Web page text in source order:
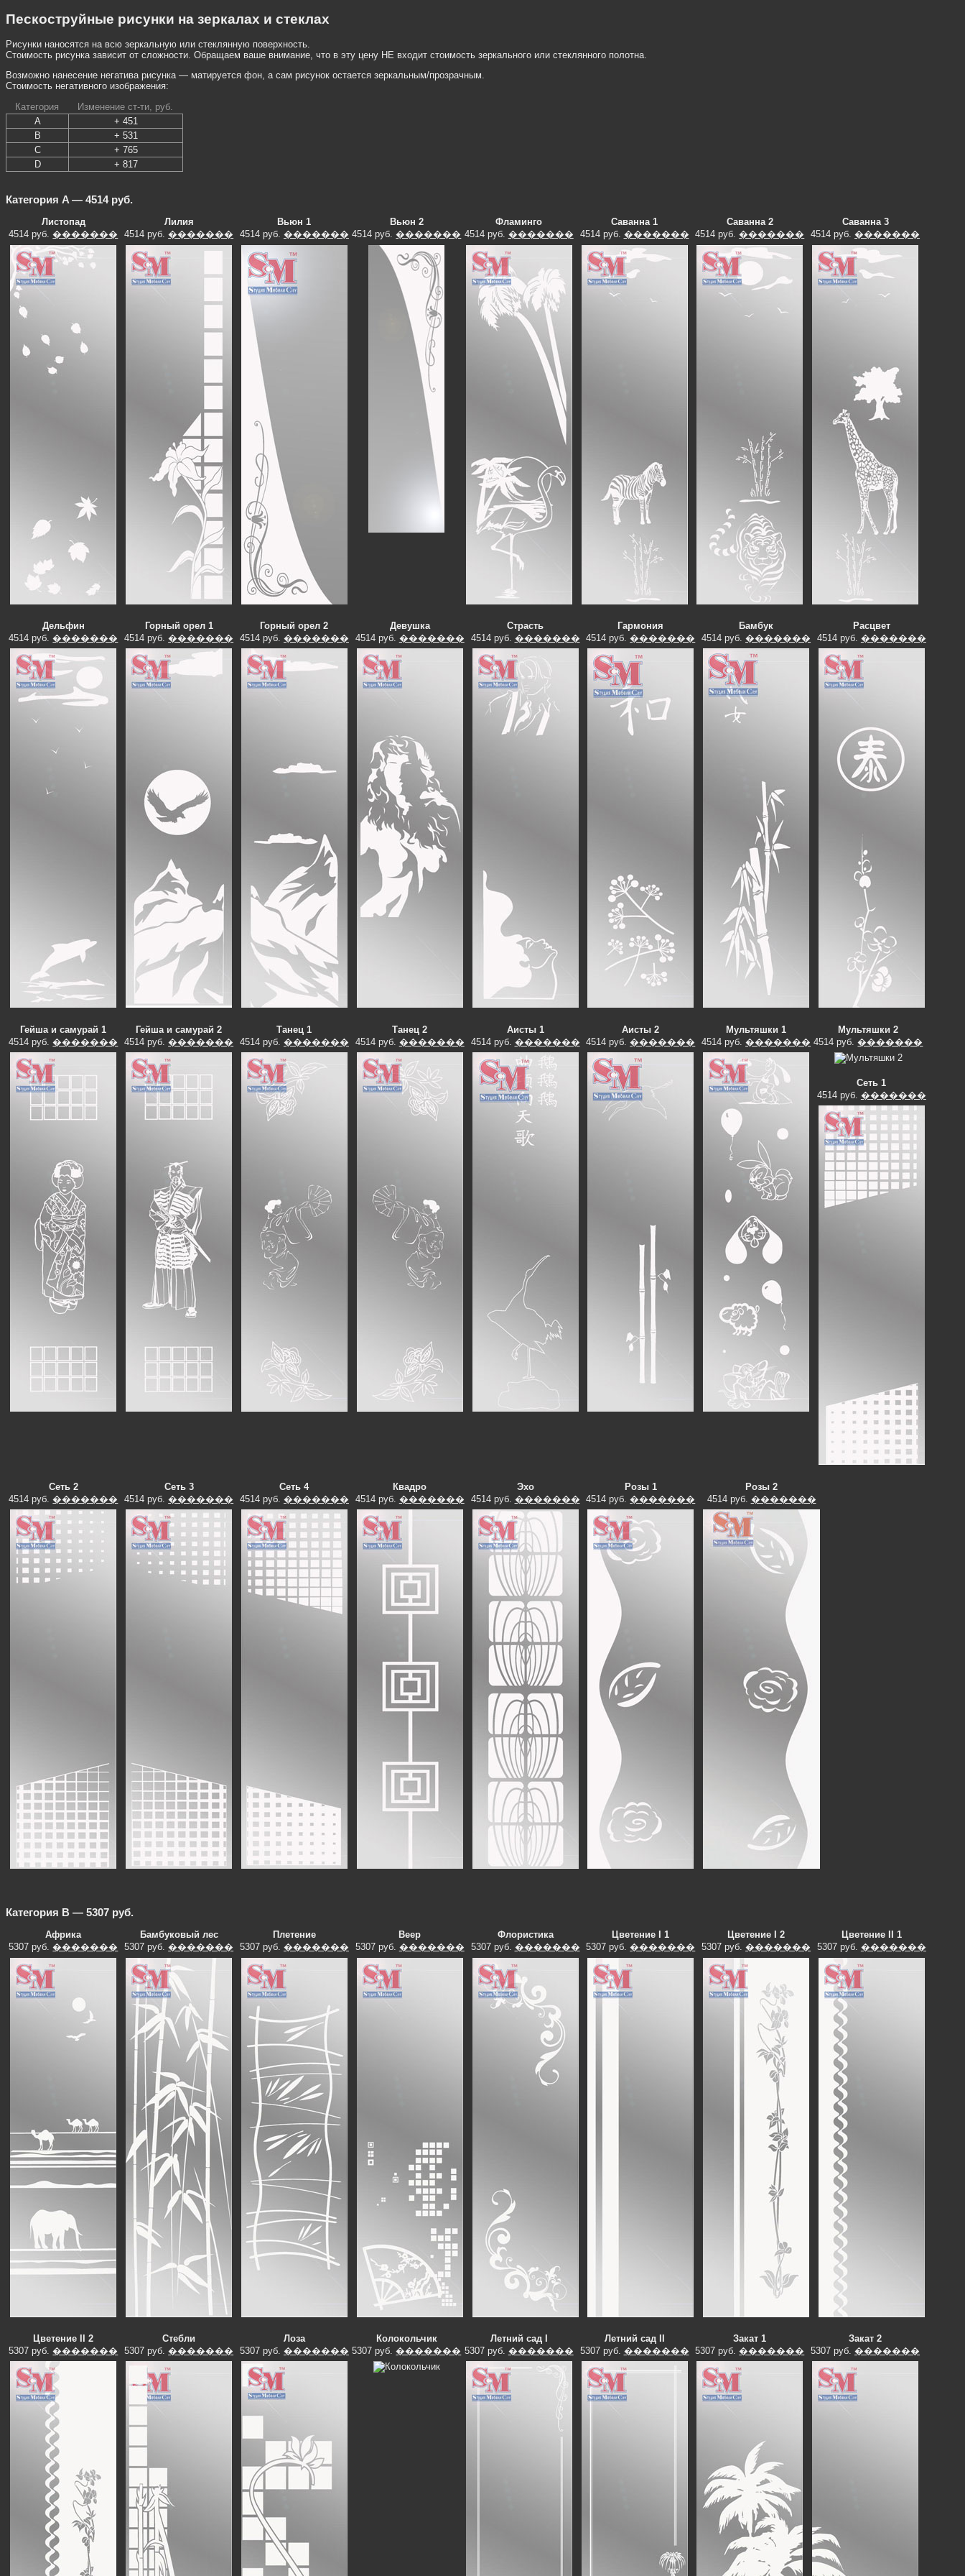
Пескоструйные рисунки на зеркалах и стеклах
Рисунки наносятся на всю зеркальную или стеклянную поверхность.
Стоимость рисунка зависит от сложности. Обращаем ваше внимание, что в эту цену НЕ входит стоимость зеркального или стеклянного полотна.
Возможно нанесение негатива рисунка — матируется фон, а сам рисунок остается зеркальным/прозрачным.
Стоимость негативного изображения:
Категория
Изменение ст-ти, руб.
A
+ 451
B
+ 531
C
+ 765
D
+ 817
Категория A — 4514 руб.
Листопад
4514 руб.�������
Лилия
4514 руб.�������
Вьюн 1
4514 руб. �������
Вьюн 2
4514 руб.�������
Фламинго
4514 руб. �������
Саванна 1
4514 руб. �������
Саванна 2
4514 руб.�������
Саванна 3
4514 руб.�������
Дельфин
4514 руб.�������
Горный орел 1
4514 руб.�������
Горный орел 2
4514 руб. �������
Девушка
4514 руб. �������
Страсть
4514 руб. �������
Гармония
4514 руб.�������
Бамбук
4514 руб.�������
Расцвет
4514 руб. �������
Гейша и самурай 1
4514 руб.�������
Гейша и самурай 2
4514 руб.�������
Танец 1
4514 руб. �������
Танец 2
4514 руб. �������
Аисты 1
4514 руб. �������
Аисты 2
4514 руб.�������
Мультяшки 1
4514 руб.�������
Мультяшки 2
4514 руб.�������
Сеть 1
4514 руб. �������
Сеть 2
4514 руб.�������
Сеть 3
4514 руб.�������
Сеть 4
4514 руб. �������
Квадро
4514 руб. �������
Эхо
4514 руб. �������
Розы 1
4514 руб.�������
Розы 2
4514 руб. �������
Категория B — 5307 руб.
Африка
5307 руб.�������
Бамбуковый лес
5307 руб.�������
Плетение
5307 руб. �������
Веер
5307 руб. �������
Флористика
5307 руб. �������
Цветение I 1
5307 руб.�������
Цветение I 2
5307 руб.�������
Цветение II 1
5307 руб. �������
Цветение II 2
5307 руб.�������
Стебли
5307 руб.�������
Лоза
5307 руб. �������
Колокольчик
5307 руб.�������
Летний сад I
5307 руб. �������
Летний сад II
5307 руб. �������
Закат 1
5307 руб.�������
Закат 2
5307 руб.�������